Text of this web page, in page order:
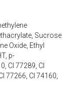
Sucrose
Oxide, Ethyl
p-
CI 77289, CI
77266, CI 74160,